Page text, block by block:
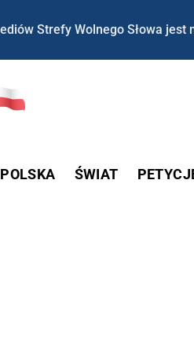
Strefy Wolnego Słowa
POLSKA ŚWIAT